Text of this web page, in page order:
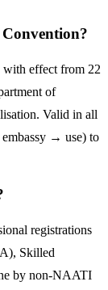
effect from 22
of
Valid in all
→ use) to
registrations
Skilled
by non-NAATI